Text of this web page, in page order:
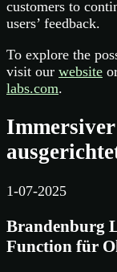
customers to
users’ feedback.
To explore the
visit our website
labs.com.
1-07-2025
Brandenburg
Function für